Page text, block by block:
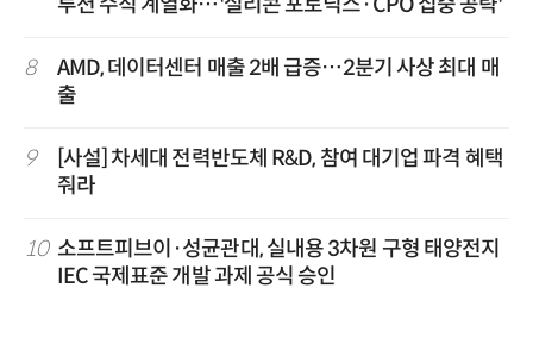
8
AMD, 데이터센터 매출 2배 급증…2분기 사상 최대 매
출
9
[사설] 차세대 전력반도체 R&D, 참여 대기업 파격 혜택
줘라
10 소프트피브이·성균관대, 실내용 3차원 구형 태양전지
IEC 국제표준 개발 과제 공식 승인